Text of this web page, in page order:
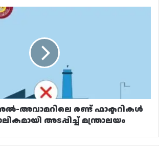
അവാമറിലെ രണ്ട് ഫാക്ടറികൾ
അടപ്പിച്ച് മന്ത്രാലയം